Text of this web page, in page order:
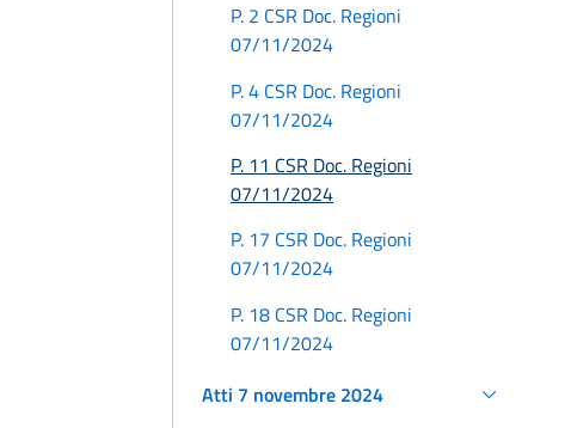
P. 2 CSR Doc. Regioni
07/11/2024
P. 4 CSR Doc. Regioni
07/11/2024
P. 11 CSR Doc. Regioni
07/11/2024
P. 17 CSR Doc. Regioni
07/11/2024
P. 18 CSR Doc. Regioni
07/11/2024
Atti 7 novembre 2024